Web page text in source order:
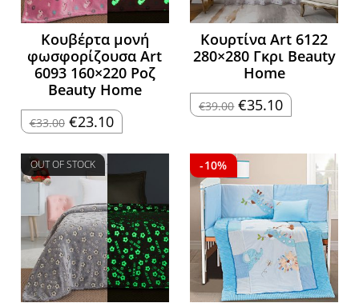
Κουβέρτα μονή
φωσφορίζουσα Art
6093 160×220 Ροζ
Beauty Home
€33.00 Original
price
€33.00.
€23.10Η
τρέχουσα
είναι:
Κουρτίνα Art 6122
280×280 Γκρι Beauty
Home
€39.00 Original
price
€35.10Η
τρέχουσα
OUT OF STOCK -10%